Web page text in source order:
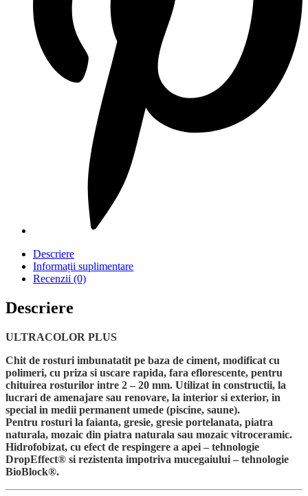
Descriere
Informații suplimentare
Recenzii (0)
Descriere
ULTRACOLOR PLUS
Chit de rosturi imbunatatit pe baza de ciment, modificat cu
polimeri, cu priza si uscare rapida, fara eflorescente, pentru
chituirea rosturilor intre 2 – 20 mm. Utilizat in constructii, la
lucrari de amenajare sau renovare, la interior si exterior, in
special in medii permanent umede (piscine, saune).
Pentru rosturi la faianta, gresie, gresie portelanata, piatra
naturala, mozaic din piatra naturala sau mozaic vitroceramic.
Hidrofobizat, cu efect de respingere a apei – tehnologie
DropEffect® si rezistenta impotriva mucegaiului – tehnologie
BioBlock®.